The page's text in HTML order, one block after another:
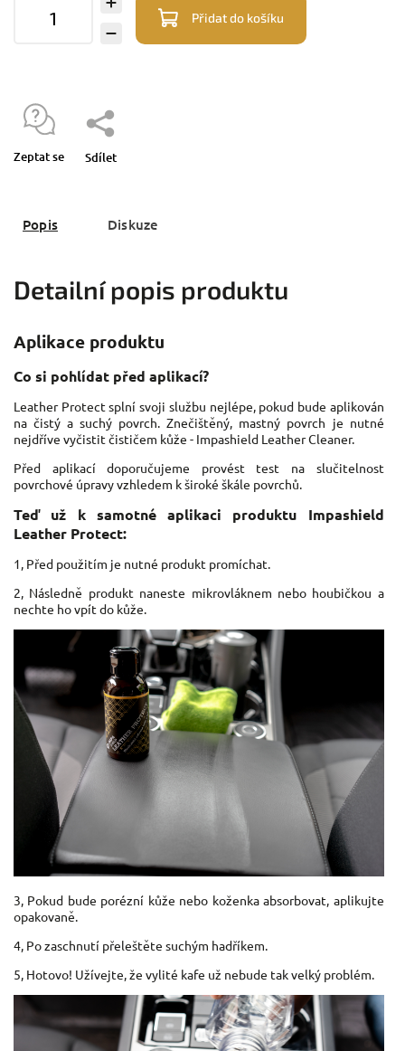
Přidat do košíku
Zeptat se Sdílet
Popis Diskuze
Detailní popis produktu
Aplikace produktu
Co si pohlídat před aplikací?
Leather Protect splní svoji službu nejlépe, pokud bude aplikován
na čistý a suchý povrch. Znečištěný, mastný povrch je nutné
nejdříve vyčistit čističem kůže - Impashield Leather Cleaner.
Před aplikací doporučujeme provést test na slučitelnost
povrchové úpravy vzhledem k široké škále povrchů.
Teď už k samotné aplikaci produktu Impashield
Leather Protect:
1, Před použitím je nutné produkt promíchat.
2, Následně produkt naneste mikrovláknem nebo houbičkou a
nechte ho vpít do kůže.
3, Pokud bude porézní kůže nebo koženka absorbovat, aplikujte
opakovaně.
4, Po zaschnutí přeleštěte suchým hadříkem.
5, Hotovo! Užívejte, že vylité kafe už nebude tak velký problém.